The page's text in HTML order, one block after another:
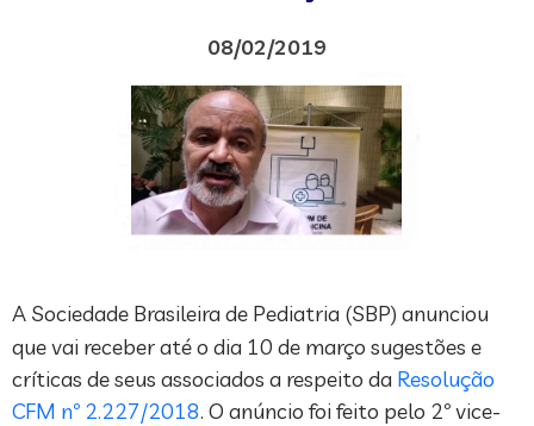
08/02/2019
A Sociedade Brasileira de Pediatria (SBP) anunciou
que vai receber até o dia 10 de março sugestões e
críticas de seus associados a respeito da Resolução
CFM nº 2.227/2018. O anúncio foi feito pelo 2º vice-